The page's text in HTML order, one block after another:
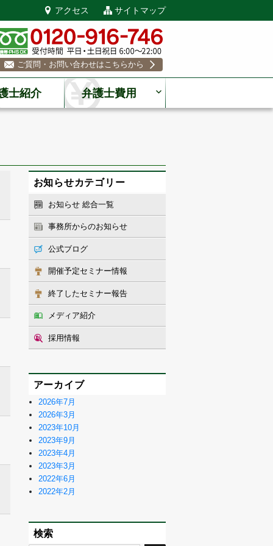
アクセス サイトマップ
ご質問・お問い合わせはこちらから
士紹介 弁護士費用
お知らせカテゴリー
お知らせ 総合一覧
事務所からのお知らせ
公式ブログ
開催予定セミナー情報
終了したセミナー報告
メディア紹介
採用情報
アーカイブ
2026年7月
2026年3月
2023年10月
2023年9月
2023年4月
2023年3月
2022年6月
2022年2月
検索